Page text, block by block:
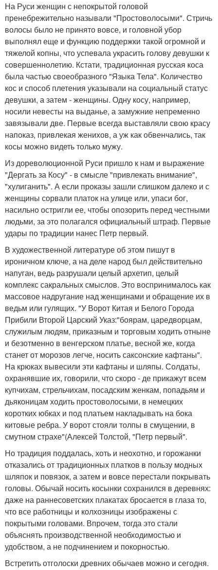
На Руси женщин с непокрытой головой
пренебрежительно называли "Простоволосыми". Стричь
волосы было не принято вовсе, и головной убор
выполнял еще и функцию поддержки такой огромной и
тяжелой копны, что успевала украсить голову девушки к
совершеннолетию. Кстати, традиционная русская коса
была частью своеобразного "Языка Тела". Количество
кос и способ плетения указывали на социальный статус
девушки, а затем - женщины. Одну косу, например,
носили невесты на выданье, а замужние непременно
завязывали две. Первые всегда выставляли свою красу
напоказ, привлекая женихов, а уж как обвенчались, так
косы можно видеть только мужу.
Из дореволюционной Руси пришло к нам и выражение
"Дергать за Косу" - в смысле "привлекать внимание",
"хулиганить". А если проказы зашли слишком далеко и с
женщины сорвали платок на улице или, упаси бог,
насильно остригли ее, чтобы опозорить перед честными
людьми, за это полагался официальный штраф. Первые
удары по традиции нанес Петр первый.
В художественной литературе об этом пишут в
ироничном ключе, а на деле народ был действительно
напуган, ведь разрушали целый архетип, целый
комплекс сакральных смыслов. Это воспринималось как
массовое надругание над женщинами и обращение их в
ведьм или гулящих. "У Ворот Китая и Белого Города
Прибили Второй Царский Указ:"боярам, царедворцам,
служилым людям, приказным и торговым ходить отныне
и безотменно в венгерском платье, весной же, когда
станет от морозов легче, носить саксонские кафтаны".
На крюках вывесили эти кафтаны и шляпы. Солдаты,
охранявшие их, говорили, что скоро - де прикажут всем
купчихам, стрельчихам, посадским женкам, попадьям и
дьяконицам ходить простоволосыми, в немецких
коротких юбках и под платьем накладывать на бока
китовые ребра. У ворот стояли толпы в смущении, в
смутном страхе"(Алексей Толстой, "Петр первый".
Но традиция поддалась, хоть и неохотно, и горожанки
отказались от традиционных платков в пользу модных
шляпок и повязок, а затем и вовсе перестали покрывать
головы. Обычай носить косынки сохранился в деревнях:
даже на раннесоветских плакатах бросается в глаза то,
что все работницы и колхозницы изображены с
покрытыми головами. Впрочем, тогда это стали
объяснять производственной необходимостью и
удобством, а не подчинением и покорностью.
Встретить отголоски древних обычаев можно и сегодня.